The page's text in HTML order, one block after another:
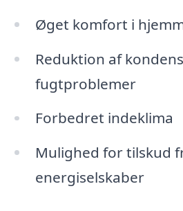
Øget komfort i
Reduktion af
fugtproblemer
Forbedret indeklima
Mulighed for tilskud
energiselskaber